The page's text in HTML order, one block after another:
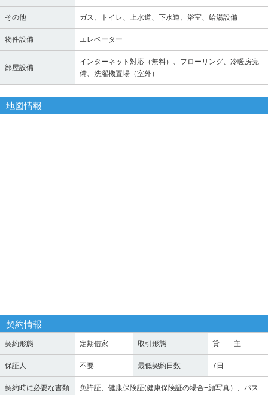
その他 ガス、トイレ、上水道、下水道、浴室、給湯設備
物件設備 エレベーター
部屋設備
インターネット対応（無料）、フローリング、冷暖房完
備、洗濯機置場（室外）
地図情報
契約情報
契約形態 定期借家 取引形態 貸 主
保証人 不要 最低契約日数 7日
契約時に必要な書類
免許証、健康保険証(健康保険証の場合+顔写真）、パス